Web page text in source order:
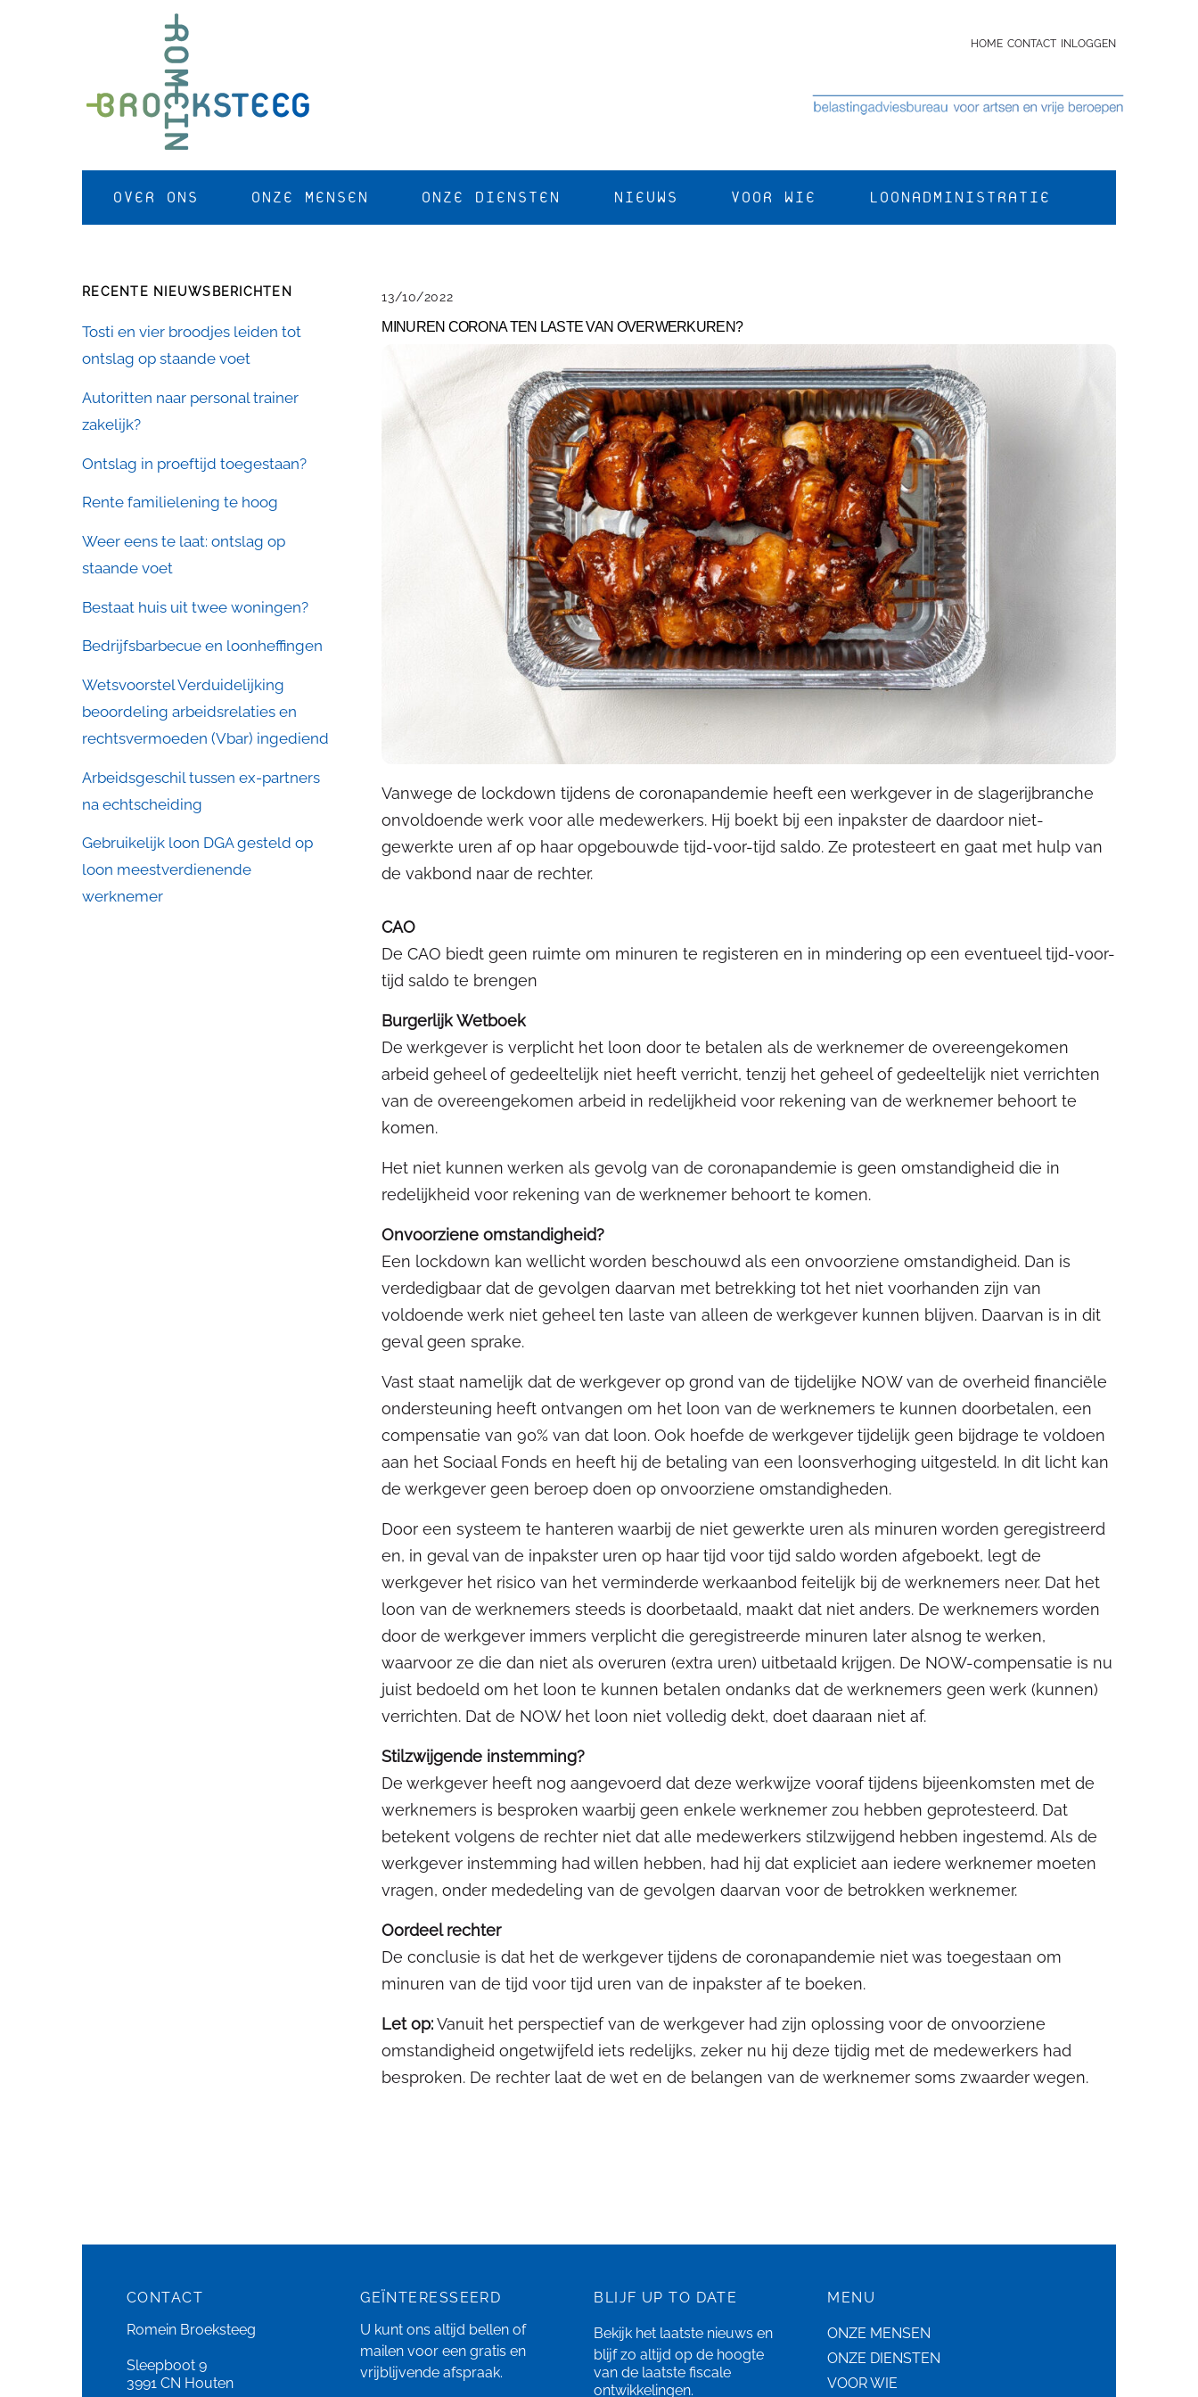
HOME CONTACT INLOGGEN
OVER ONS ONZE MENSEN ONZE DIENSTEN NIEUWS VOOR WIE LOONADMINISTRATIE
13/10/2022
MINUREN CORONA TEN LASTE VAN OVERWERKUREN?
Vanwege de lockdown tijdens de coronapandemie heeft een werkgever in de slagerijbranche
onvoldoende werk voor alle medewerkers. Hij boekt bij een inpakster de daardoor niet-
gewerkte uren af op haar opgebouwde tijd-voor-tijd saldo. Ze protesteert en gaat met hulp van
de vakbond naar de rechter.
CAO
De CAO biedt geen ruimte om minuren te registeren en in mindering op een eventueel tijd-voor-
tijd saldo te brengen
Burgerlijk Wetboek
De werkgever is verplicht het loon door te betalen als de werknemer de overeengekomen
arbeid geheel of gedeeltelijk niet heeft verricht, tenzij het geheel of gedeeltelijk niet verrichten
van de overeengekomen arbeid in redelijkheid voor rekening van de werknemer behoort te
komen.
Het niet kunnen werken als gevolg van de coronapandemie is geen omstandigheid die in
redelijkheid voor rekening van de werknemer behoort te komen.
Onvoorziene omstandigheid?
Een lockdown kan wellicht worden beschouwd als een onvoorziene omstandigheid. Dan is
verdedigbaar dat de gevolgen daarvan met betrekking tot het niet voorhanden zijn van
voldoende werk niet geheel ten laste van alleen de werkgever kunnen blijven. Daarvan is in dit
geval geen sprake.
Vast staat namelijk dat de werkgever op grond van de tijdelijke NOW van de overheid financiële
ondersteuning heeft ontvangen om het loon van de werknemers te kunnen doorbetalen, een
compensatie van 90% van dat loon. Ook hoefde de werkgever tijdelijk geen bijdrage te voldoen
aan het Sociaal Fonds en heeft hij de betaling van een loonsverhoging uitgesteld. In dit licht kan
de werkgever geen beroep doen op onvoorziene omstandigheden.
Door een systeem te hanteren waarbij de niet gewerkte uren als minuren worden geregistreerd
en, in geval van de inpakster uren op haar tijd voor tijd saldo worden afgeboekt, legt de
werkgever het risico van het verminderde werkaanbod feitelijk bij de werknemers neer. Dat het
loon van de werknemers steeds is doorbetaald, maakt dat niet anders. De werknemers worden
door de werkgever immers verplicht die geregistreerde minuren later alsnog te werken,
waarvoor ze die dan niet als overuren (extra uren) uitbetaald krijgen. De NOW-compensatie is nu
juist bedoeld om het loon te kunnen betalen ondanks dat de werknemers geen werk (kunnen)
verrichten. Dat de NOW het loon niet volledig dekt, doet daaraan niet af.
Stilzwijgende instemming?
De werkgever heeft nog aangevoerd dat deze werkwijze vooraf tijdens bijeenkomsten met de
werknemers is besproken waarbij geen enkele werknemer zou hebben geprotesteerd. Dat
betekent volgens de rechter niet dat alle medewerkers stilzwijgend hebben ingestemd. Als de
werkgever instemming had willen hebben, had hij dat expliciet aan iedere werknemer moeten
vragen, onder mededeling van de gevolgen daarvan voor de betrokken werknemer.
Oordeel rechter
De conclusie is dat het de werkgever tijdens de coronapandemie niet was toegestaan om
minuren van de tijd voor tijd uren van de inpakster af te boeken.
Let op:Vanuit het perspectief van de werkgever had zijn oplossing voor de onvoorziene
omstandigheid ongetwijfeld iets redelijks, zeker nu hij deze tijdig met de medewerkers had
besproken. De rechter laat de wet en de belangen van de werknemer soms zwaarder wegen.
RECENTE NIEUWSBERICHTEN
Tosti en vier broodjes leiden tot
ontslag op staande voet
Autoritten naar personal trainer
zakelijk?
Ontslag in proeftijd toegestaan?
Rente familielening te hoog
Weer eens te laat: ontslag op
staande voet
Bestaat huis uit twee woningen?
Bedrijfsbarbecue en loonheffingen
Wetsvoorstel Verduidelijking
beoordeling arbeidsrelaties en
rechtsvermoeden (Vbar) ingediend
Arbeidsgeschil tussen ex-partners
na echtscheiding
Gebruikelijk loon DGA gesteld op
loon meestverdienende
werknemer
CONTACT
Romein Broeksteeg
Sleepboot 9
3991 CN Houten
GEÏNTERESSEERD
U kunt ons altijd bellen of
mailen voor een gratis en
vrijblijvende afspraak.
BLIJF UP TO DATE
Bekijk het laatste nieuws en
blijf zo altijd op de hoogte
van de laatste fiscale
ontwikkelingen.
MENU
ONZE MENSEN
ONZE DIENSTEN
VOOR WIE